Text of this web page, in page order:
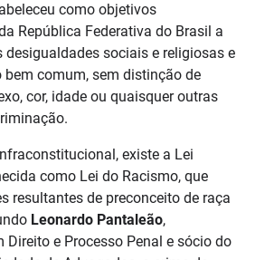
como objetivos
República Federativa do Brasil a
desigualdades sociais e religiosas e
bem comum, sem distinção de
cor, idade ou quaisquer outras
existe a Lei
como Lei do Racismo, que
resultantes de preconceito de raça
Leonardo Pantaleão,
Direito e Processo Penal e sócio do